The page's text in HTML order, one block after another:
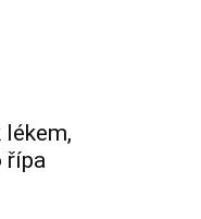
lékem,
řípa